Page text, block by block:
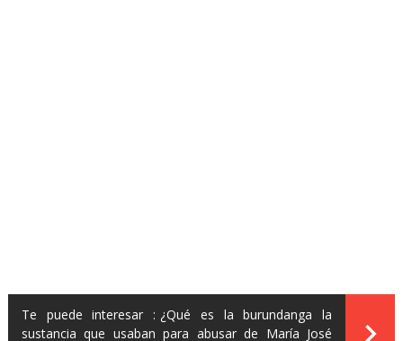
Te puede interesar : ¿Qué es la burundanga la
sustancia que usaban para abusar de María José